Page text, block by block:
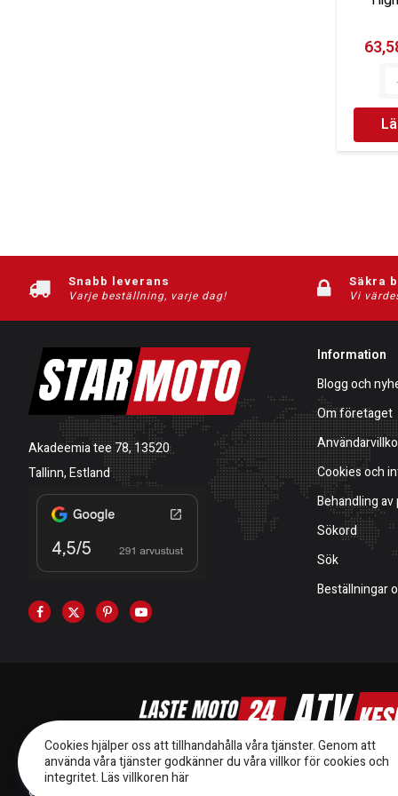
Snabb leverans
Varje beställning, varje dag!
Säkra
Vi
Akadeemia tee 78, 13520
Tallinn, Estland
Information
Blogg och
Om företaget
Cookies och
Behandling
Sökord
Sök
Beställningar
Cookies hjälper oss att tillhandahålla våra tjänster. Genom att
använda våra tjänster godkänner du våra villkor för cookies och
integritet.Läs villkoren här